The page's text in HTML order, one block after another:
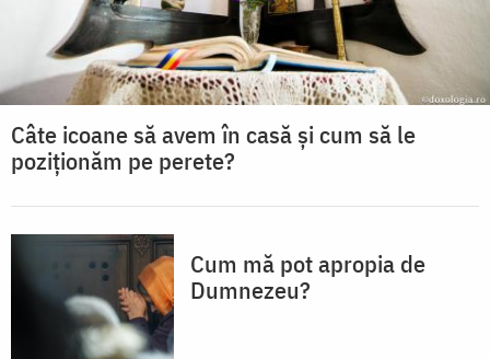
Câte icoane să avem în casă și cum să le
poziționăm pe perete?
Cum mă pot apropia de
Dumnezeu?